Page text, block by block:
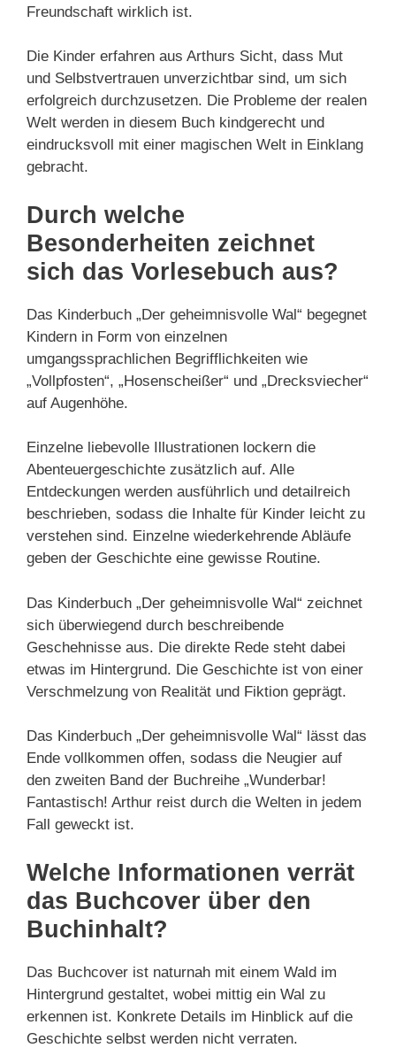
Freundschaft wirklich ist.
Die Kinder erfahren aus Arthurs Sicht, dass Mut
und Selbstvertrauen unverzichtbar sind, um sich
erfolgreich durchzusetzen. Die Probleme der realen
Welt werden in diesem Buch kindgerecht und
eindrucksvoll mit einer magischen Welt in Einklang
gebracht.
Durch welche
Besonderheiten zeichnet
sich das Vorlesebuch aus?
Das Kinderbuch „Der geheimnisvolle Wal“ begegnet
Kindern in Form von einzelnen
umgangssprachlichen Begrifflichkeiten wie
„Vollpfosten“, „Hosenscheißer“ und „Drecksviecher“
auf Augenhöhe.
Einzelne liebevolle Illustrationen lockern die
Abenteuergeschichte zusätzlich auf. Alle
Entdeckungen werden ausführlich und detailreich
beschrieben, sodass die Inhalte für Kinder leicht zu
verstehen sind. Einzelne wiederkehrende Abläufe
geben der Geschichte eine gewisse Routine.
Das Kinderbuch „Der geheimnisvolle Wal“ zeichnet
sich überwiegend durch beschreibende
Geschehnisse aus. Die direkte Rede steht dabei
etwas im Hintergrund. Die Geschichte ist von einer
Verschmelzung von Realität und Fiktion geprägt.
Das Kinderbuch „Der geheimnisvolle Wal“ lässt das
Ende vollkommen offen, sodass die Neugier auf
den zweiten Band der Buchreihe „Wunderbar!
Fantastisch! Arthur reist durch die Welten in jedem
Fall geweckt ist.
Welche Informationen verrät
das Buchcover über den
Buchinhalt?
Das Buchcover ist naturnah mit einem Wald im
Hintergrund gestaltet, wobei mittig ein Wal zu
erkennen ist. Konkrete Details im Hinblick auf die
Geschichte selbst werden nicht verraten.